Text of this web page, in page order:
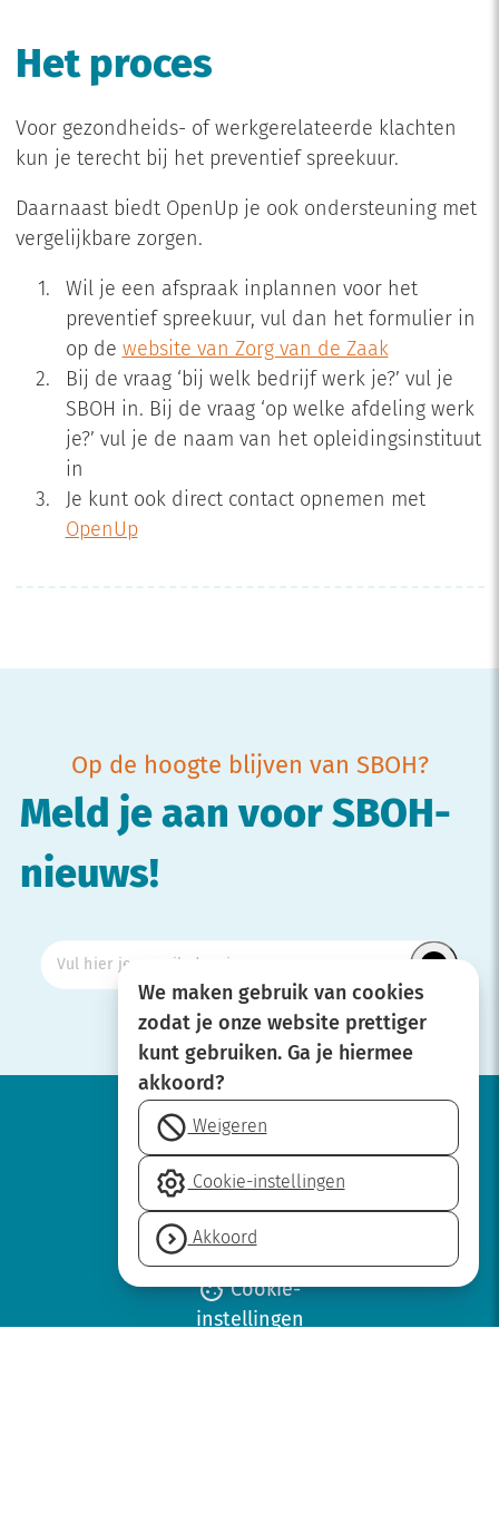
Het proces
Voor gezondheids- of werkgerelateerde klachten
kun je terecht bij het preventief spreekuur.
Daarnaast biedt OpenUp je ook ondersteuning met
vergelijkbare zorgen.
Wil je een afspraak inplannen voor het
preventief spreekuur, vul dan het formulier in
op de website van Zorg van de Zaak
Bij de vraag ‘bij welk bedrijf werk je?’ vul je
SBOH in. Bij de vraag ‘op welke afdeling werk
je?’ vul je de naam van het opleidingsinstituut
in
Je kunt ook direct contact opnemen met
OpenUp
Op de hoogte blijven van SBOH?
Meld je aan voor SBOH-
nieuws!
Werken bij
Privacyverklaring
Cookie-
instellingen
We maken gebruik van cookies
zodat je onze website prettiger
kunt gebruiken. Ga je hiermee
akkoord?
Weigeren
Cookie-instellingen
Akkoord